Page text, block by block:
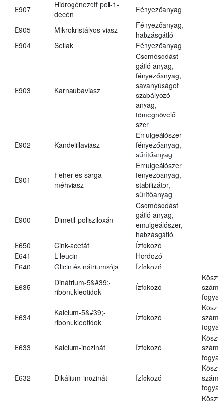
E907
Hidrogénezett poli-1-
decén
Fényezőanyag
E905 Mikrokristályos viasz
Fényezőanyag,
habzásgátló
E904
Sellak Fényezőanyag
E903 Karnaubaviasz
Csomósodást
gátló anyag,
fényezőanyag,
savanyúságot
szabályozó
anyag,
tömegnövelő
szer
E902 Kandelillaviasz
Emulgeálószer,
fényezőanyag,
sűrítőanyag
E901
Fehér és sárga
méhviasz
Emulgeálószer,
fényezőanyag,
stabilizátor,
sűrítőanyag
E900 Dimetil-polisziloxán
Csomósodást
gátló anyag,
emulgeálószer,
habzásgátló
E650
Cink-acetát
Ízfokozó
E641
L-leucin
Hordozó
E640
Glicin és nátriumsója Ízfokozó
E635
Dinátrium-5&#39;-
ribonukleotidok
Ízfokozó
E634
Kalcium-5&#39;-
ribonukleotidok
Ízfokozó
E633 Kalcium-inozinát Ízfokozó
E632 Dikálium-inozinát Ízfokozó